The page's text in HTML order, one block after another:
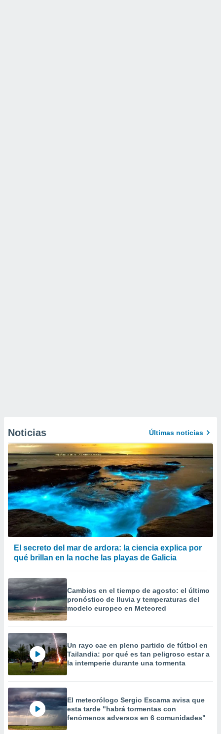
Noticias Últimas noticias
El secreto del mar de ardora: la ciencia explica por
qué brillan en la noche las playas de Galicia
Cambios en el tiempo de agosto: el último
pronóstico de lluvia y temperaturas del
modelo europeo en Meteored
Un rayo cae en pleno partido de fútbol en
Tailandia: por qué es tan peligroso estar a
la intemperie durante una tormenta
El meteorólogo Sergio Escama avisa que
esta tarde "habrá tormentas con
fenómenos adversos en 6 comunidades"